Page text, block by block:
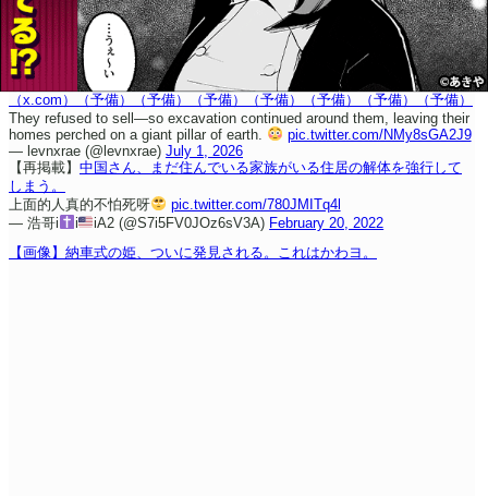
（x.com） （予備） （予備） （予備） （予備） （予備） （予備）
（予備）
They refused to sell—so excavation continued around them, leaving their
homes perched on a giant pillar of earth.
pic.twitter.com/NMy8sGA2J9
— levnxrae (@levnxrae) July 1, 2026
【再掲載】 中国さん、まだ住んでいる家族がいる住居の解体を強行して
しまう。
上面的人真的不怕死呀
pic.twitter.com/780JMITq4l
— 浩哥i
i iA2 (@S7i5FV0JOz6sV3A) February 20, 2022
【画像】納車式の姫、ついに発見される。これはかわヨ。